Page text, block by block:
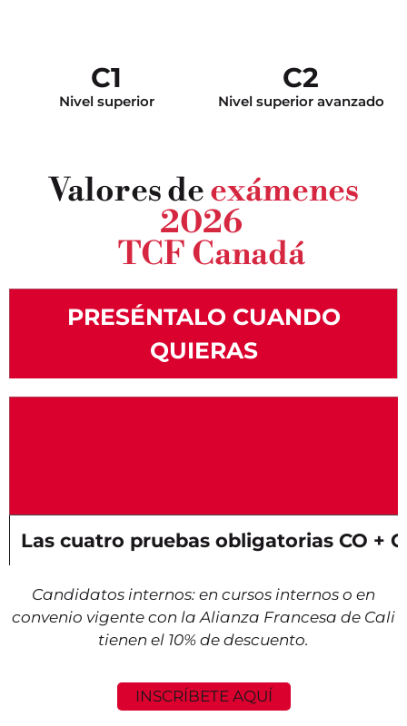
C1
Nivel superior
C2
Nivel superior avanzado
Valores deexámenes
2026
TCF Canadá
PRESÉNTALO CUANDO
QUIERAS
Las cuatro pruebas obligatorias CO +
Candidatos internos: en cursos internos o en
convenio vigente con la Alianza Francesa de Cali
tienen el 10% de descuento.
INSCRÍBETE AQUÍ